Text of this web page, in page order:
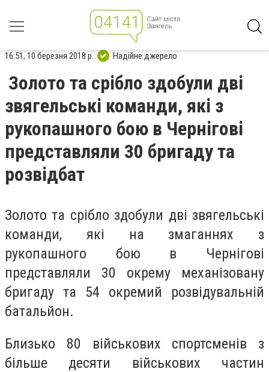
16:51, 10 березня 2018 р. Надійне джерело
Золото та срібло здобули дві
звягельські команди, які з
рукопашного бою в Чернігові
представляли 30 бригаду та
розвідбат
Золото та срібло здобули дві звягельські
команди, які на змаганнях з
рукопашного бою в Чернігові
представляли 30 окрему механізовану
бригаду та 54 окремий розвідувальній
батальйон.
Близько 80 військових спортсменів з
більше десяти військових частин